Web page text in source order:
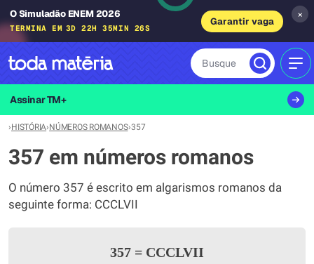
O Simuladão ENEM 2026
TERMINA EM 3D 22H 35MIN 26S
Garantir vaga
×
Busque
Assinar TM+
›HISTÓRIA›NÚMEROS ROMANOS›357
357 em números romanos
O número 357 é escrito em algarismos romanos da
seguinte forma: CCCLVII
357 = CCCLVII